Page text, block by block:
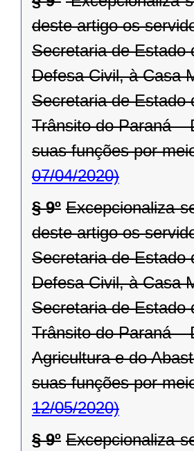
deste artigo os
Secretaria de Estado
Defesa Civil, à Casa
Secretaria de Estado
Trânsito do Paraná –
suas funções por
07/04/2020)
§ 9º Excepcionaliza-
deste artigo os
Secretaria de Estado
Defesa Civil, à Casa
Secretaria de Estado
Trânsito do Paraná –
Agricultura e do
suas funções por
12/05/2020)
§ 9º Excepcionaliza-